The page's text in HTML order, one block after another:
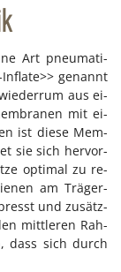
Art pneu­ma­ti­
ge­nannt
aus ei­
mit ei­
ist die­se Mem­
sie sich her­vor­
op­ti­mal zu re­
am Trä­ger­
und zu­sätz­
mitt­le­ren Rah­
dass sich durch